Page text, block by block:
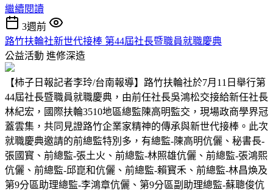
繼續閱讀
3週前
路竹扶輪社新世代接棒 第44屆社長暨職員就職慶典
公益活動 進修深造
【柿子日報記者李玲/台南報導】路竹扶輪社於7月11日舉行第
44屆社長暨職員就職慶典，由前任社長吳鴻松交接給新任社長
林紀宏，國際扶輪3510地區總監陳高明監交，現場政商學界冠
蓋雲集，共同見證路竹企業家精神的傳承與新世代接棒。此次
就職慶典邀請的前總監特別多，有總監-陳高明伉儷、秘書長-
張國寳、前總監-張土火、前總監-林照雄伉儷、前總監-張鴻熙
伉儷、前總監-邱崑和伉儷、前總監-賴寳禾、前總監-林昌煥及
第9分區助理總監-李鴻章伉儷、第9分區副助理總監-蘇聰俊伉